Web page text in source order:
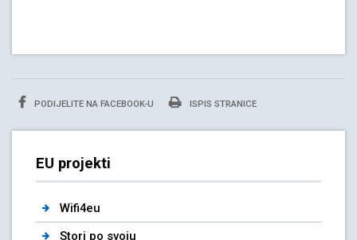
PODIJELITE NA FACEBOOK-U ISPIS STRANICE
EU projekti
Wifi4eu
Stori po svoju